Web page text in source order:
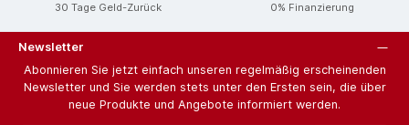
30 Tage Geld-Zurück 0% Finanzierung
Newsletter
Abonnieren Sie jetzt einfach unseren regelmäßig erscheinenden
Newsletter und Sie werden stets unter den Ersten sein, die über
neue Produkte und Angebote informiert werden.